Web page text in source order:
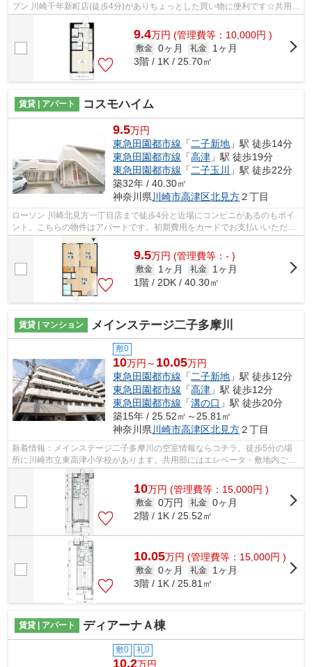
ブン 川崎千年新町店(徒歩4分)がありちょっとした買い物に便利です☆共用部
にはエレベータ・敷地内ごみ置き場など...
9.4万円 (管理費等：10,000円 )
敷金 0ヶ月 礼金
1ヶ月
3階 / 1K / 25.70㎡
賃貸 | アパート コスモハイム
9.5万円
東急田園都市線 「 二子新地 」駅 徒歩14分
東急田園都市線 「高津 」駅 徒歩19分
東急田園都市線 「 二子玉川
」駅 徒歩22分
築32年 / 40.30㎡
神奈川県 川崎市高津区北見方２丁目
ローソン 川崎北見方一丁目店まで徒歩4分と近場にコンビニがあるのもポイ
ント。こちらの物件はアパートです。初期費用をカードでお支払いいただけ
るので、カードで決済したい方にもお...
9.5万円 (管理費等：- )
敷金 1ヶ月 礼金
1ヶ月
1階 / 2DK / 40.30㎡
賃貸 | マンション メインステージ二子多摩川
敷0
10万円～ 10.05万円
東急田園都市線 「二子新地 」駅 徒歩12分
東急田園都市線 「高津 」駅 徒歩12分
東急田園都市線 「溝の口 」駅 徒歩20分
築15年 / 25.52㎡～25.81㎡
神奈川県川崎市高津区北見方２丁目
新着情報：メインステージ二子多摩川の空室情報ならコチラ。徒歩5分の場
所に川崎市立東高津小学校があります。共用部にはエレベータ・敷地内ごみ
置き場など様々な設備やサービスが揃っ...
10万円 (管理費等：15,000円 )
敷金 0万円 礼金 0ヶ月
2階 / 1K / 25.52㎡
10.05万円 (管理費等：15,000円 )
敷金 0ヶ月 礼金
1ヶ月
3階 / 1K / 25.81㎡
賃貸 | アパート ディアーナＡ棟
敷0 礼0
10.2万円